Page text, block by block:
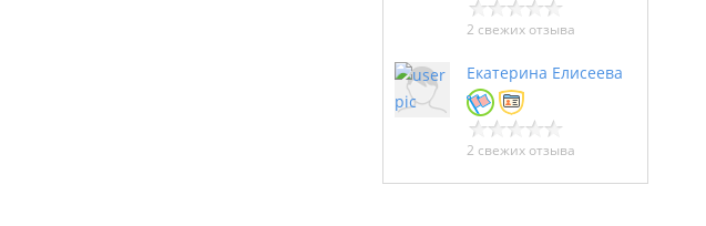
2 свежих отзыва
Екатерина Елисеева
2 свежих отзыва